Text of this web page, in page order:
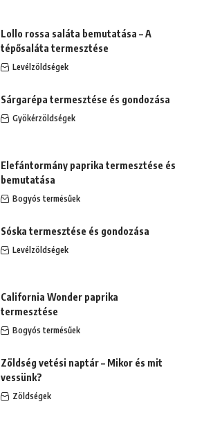
Lollo rossa saláta bemutatása – A
tépősaláta termesztése
Levélzöldségek
Sárgarépa termesztése és gondozása
Gyökérzöldségek
Elefántormány paprika termesztése és
bemutatása
Bogyós termésűek
Sóska termesztése és gondozása
Levélzöldségek
California Wonder paprika
termesztése
Bogyós termésűek
Zöldség vetési naptár – Mikor és mit
vessünk?
Zöldségek